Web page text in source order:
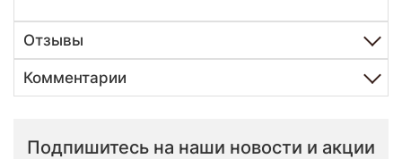
Отзывы
Комментарии
Подпишитесь на наши новости и акции